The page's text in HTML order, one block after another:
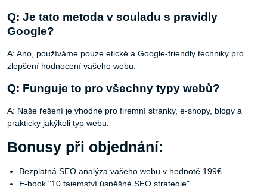
Q: Je tato metoda v souladu s pravidly
Google?
A: Ano, používáme pouze etické a Google-friendly techniky pro
zlepšení hodnocení vašeho webu.
Q: Funguje to pro všechny typy webů?
A: Naše řešení je vhodné pro firemní stránky, e-shopy, blogy a
prakticky jakýkoli typ webu.
Bonusy při objednání:
Bezplatná SEO analýza vašeho webu v hodnotě 199€
E-book "10 tajemství úspěšné SEO strategie"